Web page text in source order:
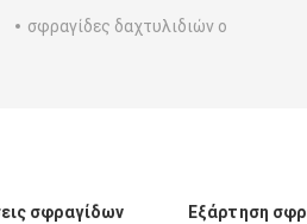
σφραγίδες δαχτυλιδιών ο
σφραγίδων
Εξάρτηση